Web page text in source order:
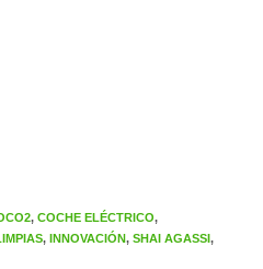
, COCHE ELÉCTRICO,
, INNOVACIÓN, SHAI AGASSI,